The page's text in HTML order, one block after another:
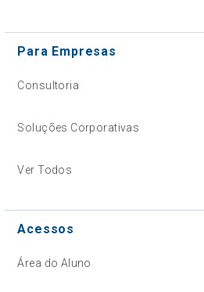
Para Empresas
Consultoria
Soluções Corporativas
Ver Todos
Acessos
Área do Aluno